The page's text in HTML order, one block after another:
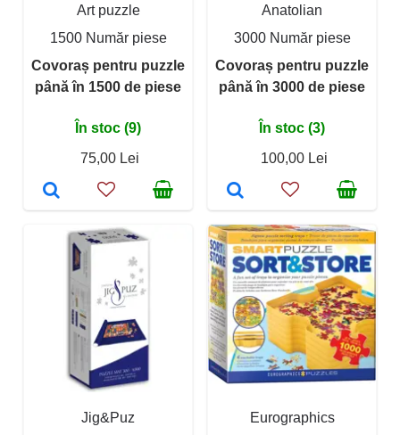
Art puzzle
1500 Număr piese
Covoraș pentru puzzle
până în 1500 de piese
În stoc (9)
75,00 Lei
Anatolian
3000 Număr piese
Covoraș pentru puzzle
până în 3000 de piese
În stoc (3)
100,00 Lei
Jig&Puz
Eurographics